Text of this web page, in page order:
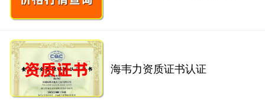
海韦力资质证书认证